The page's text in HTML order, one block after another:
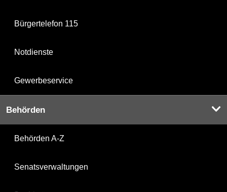
Bürgertelefon 115
Notdienste
Gewerbeservice
Behörden
Behörden A-Z
Senatsverwaltungen